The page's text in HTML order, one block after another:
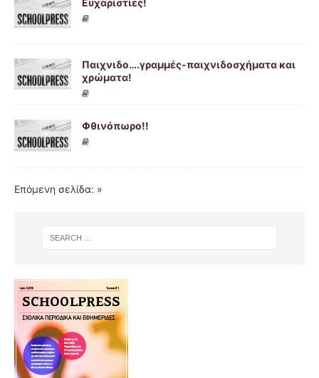
Παιχνιδο….γραμμές-παιχνιδοσχήματα και
χρώματα!
Φθινόπωρο!!
Επόμενη σελίδα: »